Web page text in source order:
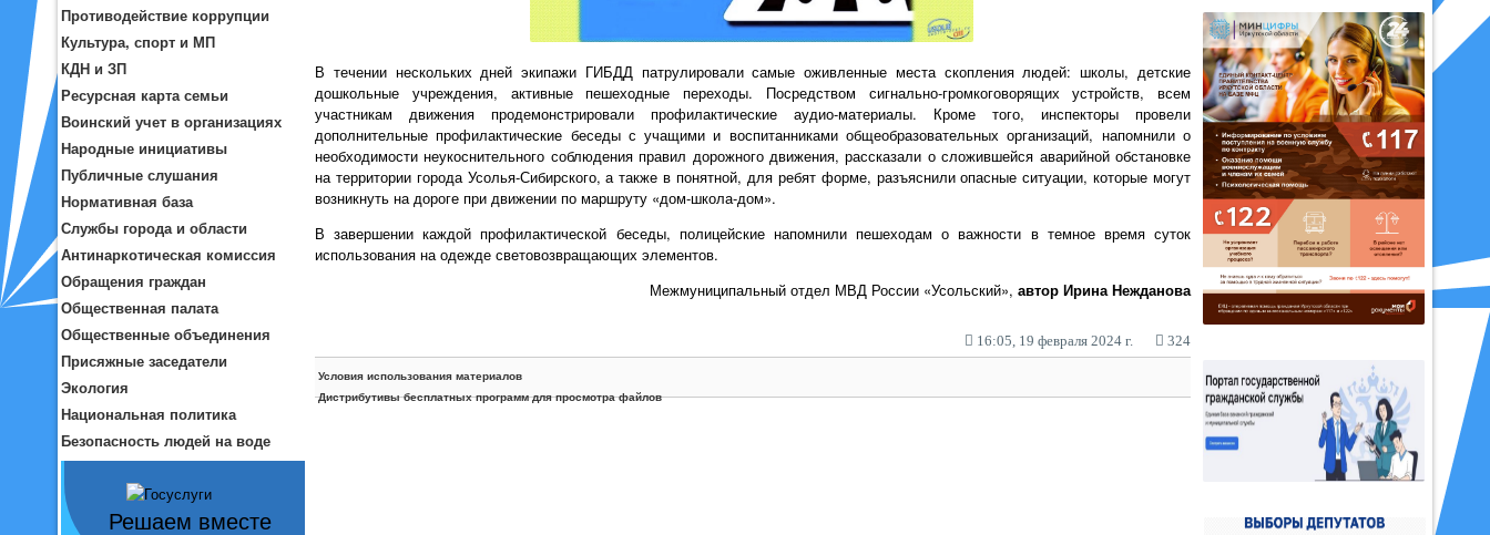
Противодействие коррупции
Культура, спорт и МП
КДН и ЗП
Ресурсная карта семьи
Воинский учет в организациях
Народные инициативы
Публичные слушания
Нормативная база
Службы города и области
Антинаркотическая комиссия
Обращения граждан
Общественная палата
Общественные объединения
Присяжные заседатели
Экология
Национальная политика
Безопасность людей на воде
Решаем вместе
В течении нескольких дней экипажи ГИБДД патрулировали самые оживленные места скопления людей: школы, детские
дошкольные учреждения, активные пешеходные переходы. Посредством сигнально-громкоговорящих устройств, всем
участникам движения продемонстрировали профилактические аудио-материалы. Кроме того, инспекторы провели
дополнительные профилактические беседы с учащими и воспитанниками общеобразовательных организаций, напомнили о
необходимости неукоснительного соблюдения правил дорожного движения, рассказали о сложившейся аварийной обстановке
на территории города Усолья-Сибирского, а также в понятной, для ребят форме, разъяснили опасные ситуации, которые могут
возникнуть на дороге при движении по маршруту «дом-школа-дом».
В завершении каждой профилактической беседы, полицейские напомнили пешеходам о важности в темное время суток
использования на одежде световозвращающих элементов.
Межмуниципальный отдел МВД России «Усольский», автор Ирина Нежданова
16:05, 19 февраля 2024 г. 324
Условия использования материалов
Дистрибутивы бесплатных программ для просмотра файлов